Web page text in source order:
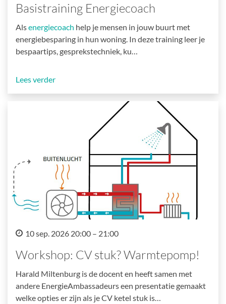
Basistraining Energiecoach
Alsenergiecoach help je mensen in jouw buurt met
energiebesparing in hun woning. In deze training leer je
bespaartips, gesprekstechniek, ku…
Lees verder
10 sep. 2026 20:00 – 21:00
Workshop: CV stuk? Warmtepomp!
Harald Miltenburg is de docent en heeft samen met
andere EnergieAmbassadeurs een presentatie gemaakt
welke opties er zijn als je CV ketel stuk is…